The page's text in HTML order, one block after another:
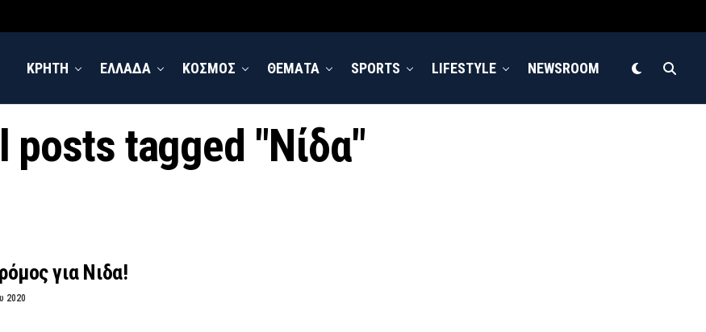
ΚΡΗΤΗ ΕΛΛΑΔΑ ΚΟΣΜΟΣ ΘΕΜΑΤΑ SPORTS LIFESTYLE NEWSROOM
posts tagged "Νίδα"
για Νιδα!
2020